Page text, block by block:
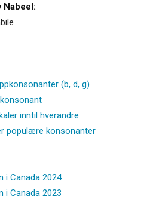
Nabeel:
(b, d, g)
inntil hverandre
populære konsonanter
i Canada 2024
i Canada 2023